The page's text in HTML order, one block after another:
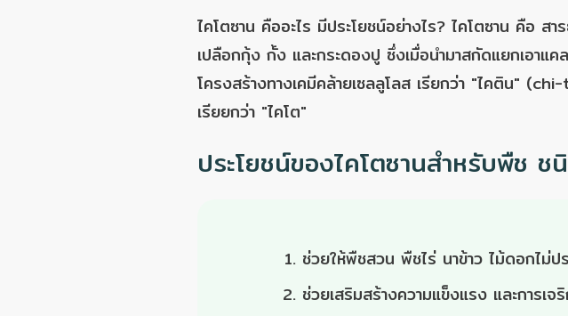
ไคโตซาน คืออะไร มีประโยชน์อย่างไร? ไคโตซาน คือ
เปลือกกุ้ง กั้ง และกระดองปู ซึ่งเมื่อนำมาสกัดแยกเอาแ
โครงสร้างทางเคมีคล้ายเซลลูโลส เรียกว่า "ไคติน"
เรียยกว่า "ไคโต"
ประโยชน์ของไคโตซานสำหรับพืช ช
ช่วยให้พืชสวน พืชไร่ นาข้าว ไม้ดอกไม่
ช่วยเสริมสร้างความแข็งแรง และการ